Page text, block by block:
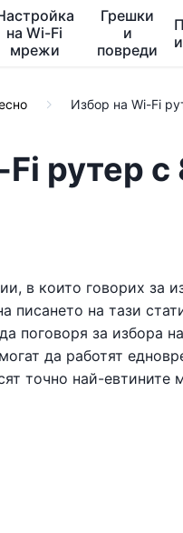
на Wi-Fi
мрежи
Грешки
и
повреди
Избор на Wi-Fi
рутер
в които говорих за
писането на тази
поговоря за избора
да работят
точно най-